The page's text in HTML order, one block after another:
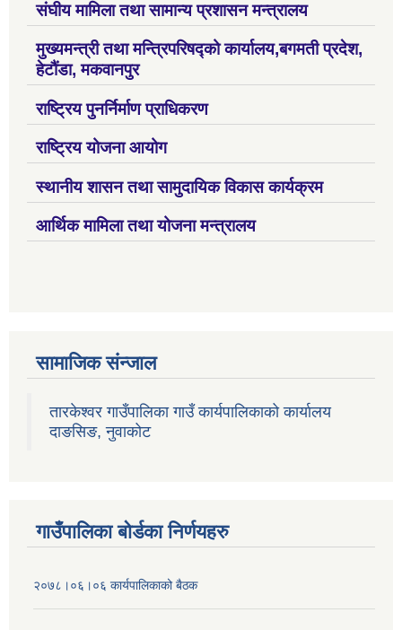
संघीय मामिला तथा सामान्य प्रशासन मन्त्रालय
मुख्यमन्त्री तथा मन्त्रिपरिषद्को कार्यालय,बगमती प्रदेश,
हेटौंडा, मकवानपुर
राष्ट्रिय पुनर्निर्माण प्राधिकरण
राष्ट्रिय योजना आयोग
स्थानीय शासन तथा सामुदायिक विकास कार्यक्रम
आर्थिक मामिला तथा योजना मन्त्रालय
सामाजिक संन्जाल
तारकेश्वर गाउँपालिका गाउँ कार्यपालिकाको कार्यालय
दाङसिङ, नुवाकोट
गाउँपालिका बोर्डका निर्णयहरु
२०७८।०६।०६ कार्यपालिकाको बैठक